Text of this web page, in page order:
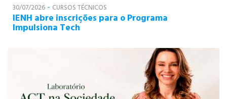
30/07/2026 - CURSOS TÉCNICOS
IENH abre inscrições para o Programa
Impulsiona Tech